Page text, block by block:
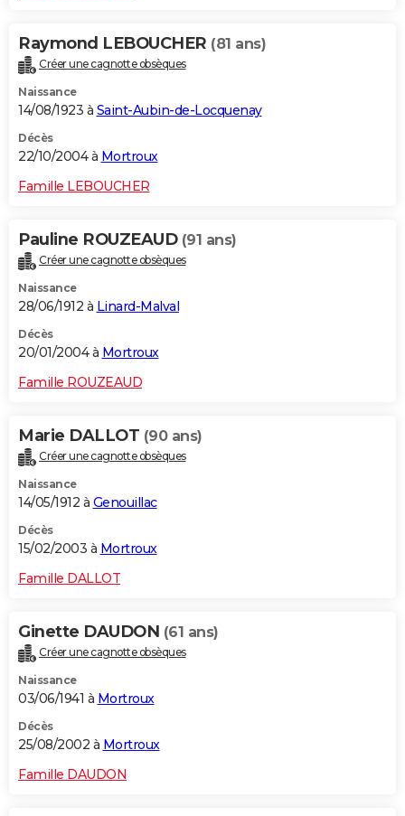
Raymond LEBOUCHER (81 ans)
Créer une cagnotte obsèques
Naissance
14/08/1923 à Saint-Aubin-de-Locquenay
Décès
22/10/2004 à Mortroux
Famille LEBOUCHER
Pauline ROUZEAUD (91 ans)
Créer une cagnotte obsèques
Naissance
28/06/1912 à Linard-Malval
Décès
20/01/2004 à Mortroux
Famille ROUZEAUD
Marie DALLOT (90 ans)
Créer une cagnotte obsèques
Naissance
14/05/1912 à Genouillac
Décès
15/02/2003 à Mortroux
Famille DALLOT
Ginette DAUDON (61 ans)
Créer une cagnotte obsèques
Naissance
03/06/1941 à Mortroux
Décès
25/08/2002 à Mortroux
Famille DAUDON